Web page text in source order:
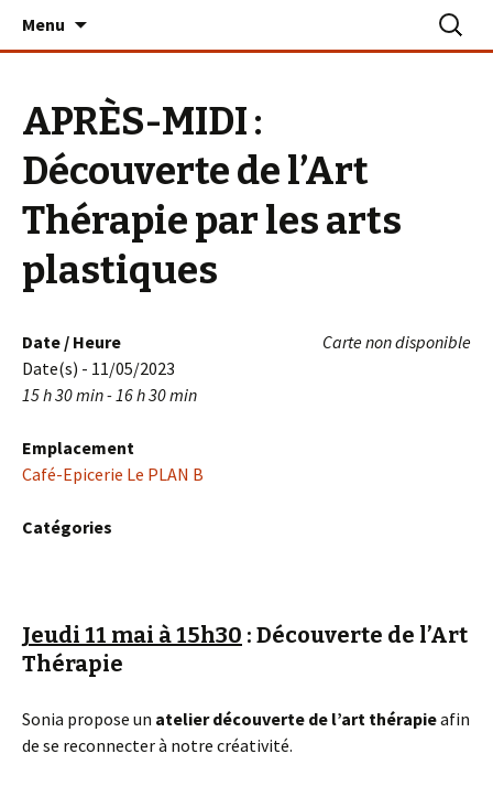
Le PLAN B – La Turballe
Menu
APRÈS-MIDI :
Découverte de l’Art
Thérapie par les arts
plastiques
Carte non disponible
Date / Heure
Date(s) - 11/05/2023
15 h 30 min - 16 h 30 min
Emplacement
Café-Epicerie Le PLAN B
Catégories
Jeudi 11 mai à 15h30 : Découverte de l’Art
Thérapie
Sonia propose un atelier découverte de l’art thérapieafin
de se reconnecter à notre créativité.